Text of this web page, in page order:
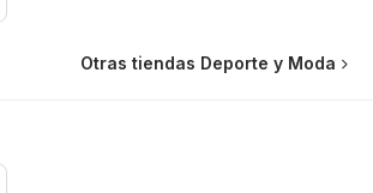
Otras tiendas Deporte y Moda